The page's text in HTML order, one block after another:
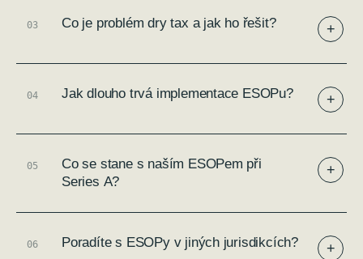
03 Co je problém dry tax a jak ho řešit? +
04 Jak dlouho trvá implementace ESOPu? +
05
Co se stane s naším ESOPem při
Series A?
+
06 Poradíte s ESOPy v jiných jurisdikcích? +